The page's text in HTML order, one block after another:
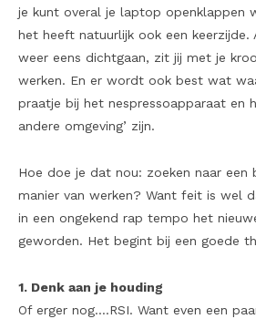
je kunt overal je laptop openklappen
het heeft natuurlijk ook een keerzijde.
weer eens dichtgaan, zit jij met je
werken. En er wordt ook best wat
praatje bij het nespressoapparaat en
andere omgeving’ zijn.
Hoe doe je dat nou: zoeken naar een
manier van werken? Want feit is wel
in een ongekend rap tempo het
geworden. Het begint bij een goede
1. Denk aan je houding
Of erger nog….RSI. Want even een